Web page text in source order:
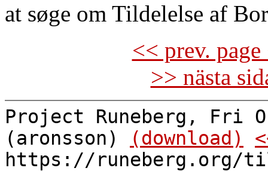
at søge om Tildelelse af
<< prev.
>> nästa
Project Runeberg, Fri
(aronsson)
(download)
https://runeberg.org/